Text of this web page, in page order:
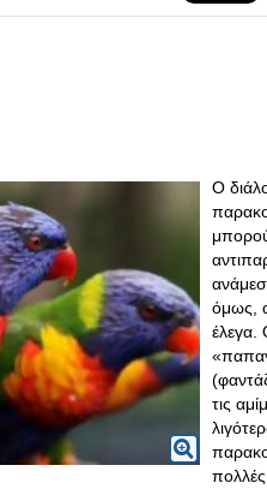
Ο
όμως,
έλεγα.
τις
πολλές